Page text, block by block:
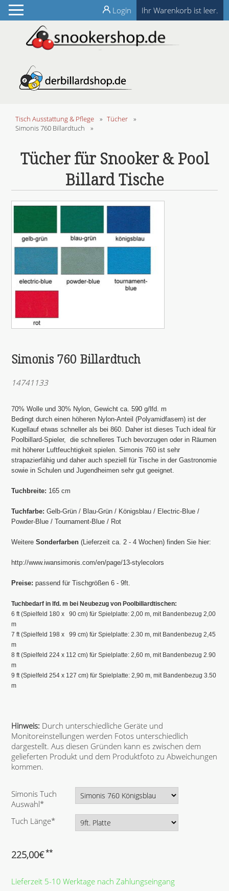
Ihr Warenkorb ist leer.
Login
Tisch Ausstattung & Pflege » Tücher
»
Simonis 760 Billardtuch
»
Tücher für Snooker & Pool
Billard Tische
Simonis 760 Billardtuch
14741133
70% Wolle und 30% Nylon, Gewicht ca. 590 g/lfd. m
Bedingt durch einen höheren Nylon-Anteil (Polyamidfasern) ist der
Kugellauf etwas schneller als bei 860. Daher ist dieses Tuch ideal für
Poolbillard-Spieler, die schnelleres Tuch bevorzugen oder in Räumen
mit höherer Luftfeuchtigkeit spielen. Simonis 760 ist sehr
strapazierfähig und daher auch speziell für Tische in der Gastronomie
sowie in Schulen und Jugendheimen sehr gut geeignet.
Tuchbreite: 165 cm
Tuchfarbe: Gelb-Grün / Blau-Grün / Königsblau / Electric-Blue /
Powder-Blue / Tournament-Blue / Rot
WeitereSonderfarben(Lieferzeit ca. 2 - 4 Wochen) finden Sie hier:
http://www.iwansimonis.com/en/page/13-stylecolors
Preise: passend für Tischgrößen 6 - 9ft.
Tuchbedarf in lfd. m bei Neubezug von Poolbillardtischen:
6 ft (Spielfeld 180 x 90 cm) für Spielplatte: 2,00 m, mit Bandenbezug 2,00
m
7 ft (Spielfeld 198 x 99 cm) für Spielplatte: 2.30 m, mit Bandenbezug 2,45
m
8 ft (Spielfeld 224 x 112 cm) für Spielplatte: 2,60 m, mit Bandenbezug 2.90
m
9 ft (Spielfeld 254 x 127 cm) für Spielplatte: 2,90 m, mit Bandenbezug 3.50
m
Hinweis: Durch unterschiedliche Geräte und
Monitoreinstellungen werden Fotos unterschiedlich
dargestellt. Aus diesen Gründen kann es zwischen dem
gelieferten Produkt und dem Produktfoto zu Abweichungen
kommen.
P
f
t
l
Simonis Tuch
Auswahl*
P
i
c
t
Tuch Länge*
225,00€**
Lieferzeit 5-10 Werktage nach Zahlungseingang